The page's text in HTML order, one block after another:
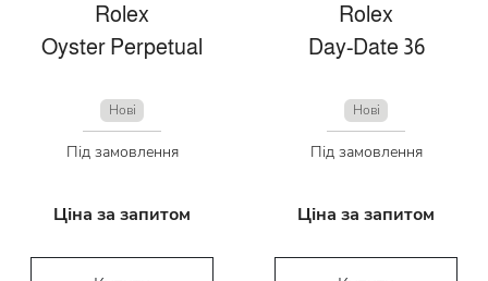
Rolex
Oyster Perpetual
Нові
Під замовлення
Ціна за запитом
Rolex
Day-Date 36
Нові
Під замовлення
Ціна за запитом